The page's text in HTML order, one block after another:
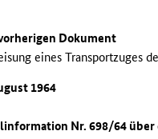
Dokument
eines Transportzuges
1964
Nr. 698/64